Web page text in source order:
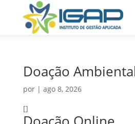
Doação
por | ago 8, 2026
[]